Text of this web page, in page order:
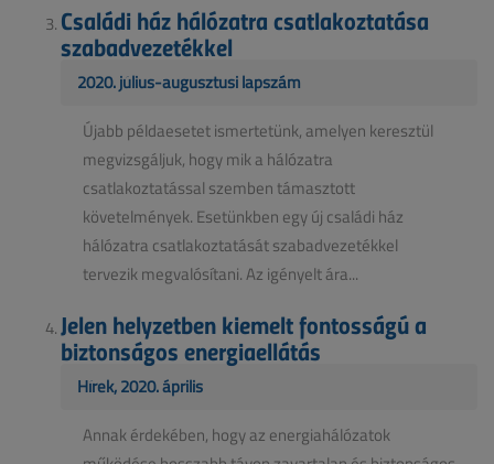
Családi ház hálózatra csatlakoztatása
szabadvezetékkel
2020. július-augusztusi lapszám
Újabb példaesetet ismertetünk, amelyen keresztül
megvizsgáljuk, hogy mik a hálózatra
csatlakoztatással szemben támasztott
követelmények. Esetünkben egy új családi ház
hálózatra csatlakoztatását szabadvezetékkel
tervezik megvalósítani. Az igényelt ára...
Jelen helyzetben kiemelt fontosságú a
biztonságos energiaellátás
Hírek, 2020. április
Annak érdekében, hogy az energiahálózatok